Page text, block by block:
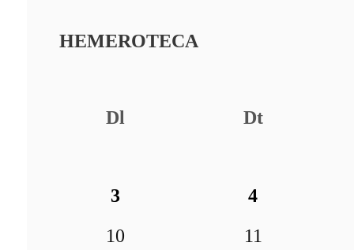
HEMEROTECA
Dl Dt
3
4
10
11